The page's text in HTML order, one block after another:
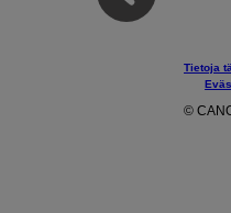
Tietoja
©